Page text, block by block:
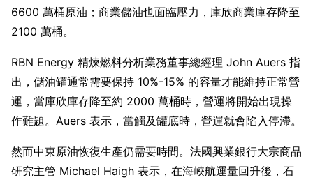
6600 萬桶原油；商業儲油也面臨壓力，庫欣商業庫存降至
2100 萬桶。
RBN Energy 精煉燃料分析業務董事總經理 John Auers 指
出，儲油罐通常需要保持 10%-15% 的容量才能維持正常營
運，當庫欣庫存降至約 2000 萬桶時，營運將開始出現操
作難題。Auers 表示，當觸及罐底時，營運就會陷入停滯。
然而中東原油恢復生產仍需要時間。法國興業銀行大宗商品
研究主管 Michael Haigh 表示，在海峽航運量回升後，石